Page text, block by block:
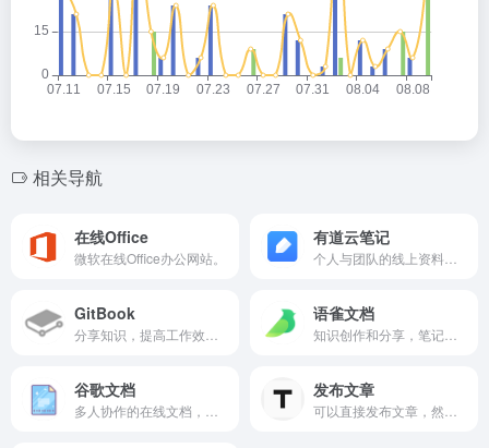
相关导航
在线Office
微软在线Office办公网站。
有道云笔记
GitBook 语雀文档
谷歌文档 发布文章